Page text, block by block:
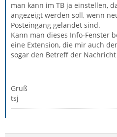
man kann im TB ja einstellen,
angezeigt werden soll, wenn
Posteingang gelandet sind.
Kann man dieses Info-Fenster
eine Extension, die mir auch
sogar den Betreff der Nachricht
Gruß
tsj